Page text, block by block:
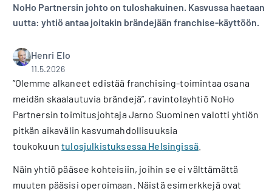
NoHo Partnersin johto on tuloshakuinen. Kasvussa haetaan
uutta: yhtiö antaa joitakin brändejään franchise-käyttöön.
Henri Elo
11.5.2026
”Olemme alkaneet edistää franchising-toimintaa osana
meidän skaalautuvia brändejä”, ravintolayhtiö NoHo
Partnersin toimitusjohtaja Jarno Suominen valotti yhtiön
pitkän aikavälin kasvumahdollisuuksia
toukokuuntulosjulkistuksessa Helsingissä
Näin yhtiö pääsee kohteisiin, joihin se ei välttämättä
muuten pääsisi operoimaan. Näistä esimerkkejä ovat